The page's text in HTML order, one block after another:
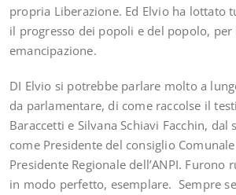
propria Liberazione. Ed Elvio ha lottato
il progresso dei popoli e del popolo, per
emancipazione.
DI Elvio si potrebbe parlare molto a
da parlamentare, di come raccolse il
Baraccetti e Silvana Schiavi Facchin, dal
come Presidente del consiglio
Presidente Regionale dell’ANPI. Furono
in modo perfetto, esemplare. Sempre